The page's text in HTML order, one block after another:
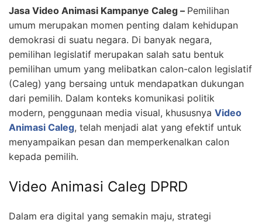
Jasa Video Animasi Kampanye Caleg – Pemilihan
umum merupakan momen penting dalam kehidupan
demokrasi di suatu negara. Di banyak negara,
pemilihan legislatif merupakan salah satu bentuk
pemilihan umum yang melibatkan calon-calon legislatif
(Caleg) yang bersaing untuk mendapatkan dukungan
dari pemilih. Dalam konteks komunikasi politik
modern, penggunaan media visual, khususnya Video
Animasi Caleg, telah menjadi alat yang efektif untuk
menyampaikan pesan dan memperkenalkan calon
kepada pemilih.
Video Animasi Caleg DPRD
Dalam era digital yang semakin maju, strategi